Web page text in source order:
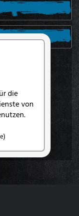
die
von
AUS